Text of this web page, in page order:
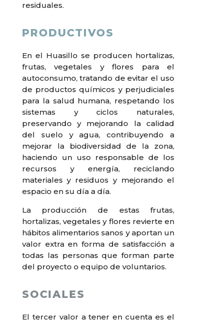
residuales.
PRODUCTIVOS
En el Huasillo se producen hortalizas,
frutas, vegetales y flores para el
autoconsumo, tratando de evitar el uso
de productos químicos y perjudiciales
para la salud humana, respetando los
sistemas y ciclos naturales,
preservando y mejorando la calidad
del suelo y agua, contribuyendo a
mejorar la biodiversidad de la zona,
haciendo un uso responsable de los
recursos y energía, reciclando
materiales y residuos y mejorando el
espacio en su día a día.
La producción de estas frutas,
hortalizas, vegetales y flores revierte en
hábitos alimentarios sanos y aportan un
valor extra en forma de satisfacción a
todas las personas que forman parte
del proyecto o equipo de voluntarios.
SOCIALES
El tercer valor a tener en cuenta es el